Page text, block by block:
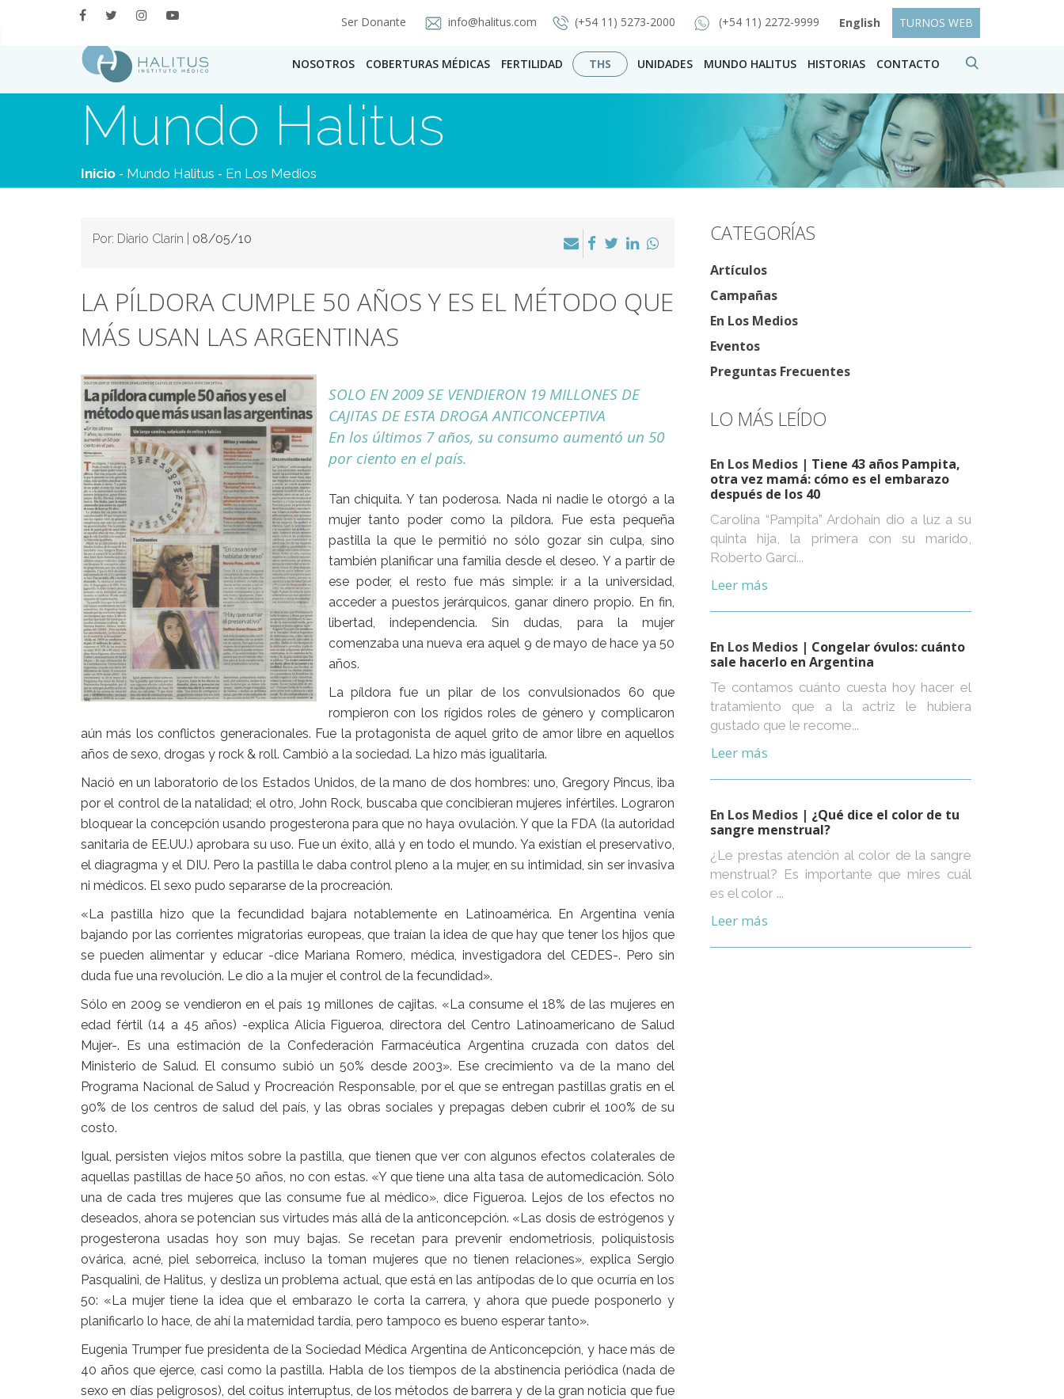
Ser Donante info@halitus.com (+54 11) 5273-2000 (+54 11) 2272-9999 English TURNOS WEB
NOSOTROS COBERTURAS MÉDICAS FERTILIDAD THS UNIDADES MUNDO HALITUS HISTORIAS CONTACTO
Mundo Halitus
Inicio - Mundo Halitus - En Los Medios
Por: Diario Clarín | 08/05/10
LA PÍLDORA CUMPLE 50 AÑOS Y ES EL MÉTODO QUE
MÁS USAN LAS ARGENTINAS
SOLO EN 2009 SE VENDIERON 19 MILLONES DE
CAJITAS DE ESTA DROGA ANTICONCEPTIVA
En los últimos 7 años, su consumo aumentó un 50
por ciento en el país.
Tan chiquita. Y tan poderosa. Nada ni nadie le otorgó a la
mujer tanto poder como la píldora. Fue esta pequeña
pastilla la que le permitió no sólo gozar sin culpa, sino
también planificar una familia desde el deseo. Y a partir de
ese poder, el resto fue más simple: ir a la universidad,
acceder a puestos jerárquicos, ganar dinero propio. En fin,
libertad, independencia. Sin dudas, para la mujer
comenzaba una nueva era aquel 9 de mayo de hace ya 50
años.
La píldora fue un pilar de los convulsionados 60 que
rompieron con los rígidos roles de género y complicaron
aún más los conflictos generacionales. Fue la protagonista de aquel grito de amor libre en aquellos
años de sexo, drogas y rock & roll. Cambió a la sociedad. La hizo más igualitaria.
Nació en un laboratorio de los Estados Unidos, de la mano de dos hombres: uno, Gregory Pincus, iba
por el control de la natalidad; el otro, John Rock, buscaba que concibieran mujeres infértiles. Lograron
bloquear la concepción usando progesterona para que no haya ovulación. Y que la FDA (la autoridad
sanitaria de EE.UU.) aprobara su uso. Fue un éxito, allá y en todo el mundo. Ya existían el preservativo,
el diagragma y el DIU. Pero la pastilla le daba control pleno a la mujer, en su intimidad, sin ser invasiva
ni médicos. El sexo pudo separarse de la procreación.
«La pastilla hizo que la fecundidad bajara notablemente en Latinoamérica. En Argentina venía
bajando por las corrientes migratorias europeas, que traían la idea de que hay que tener los hijos que
se pueden alimentar y educar -dice Mariana Romero, médica, investigadora del CEDES-. Pero sin
duda fue una revolución. Le dio a la mujer el control de la fecundidad».
Sólo en 2009 se vendieron en el país 19 millones de cajitas. «La consume el 18% de las mujeres en
edad fértil (14 a 45 años) -explica Alicia Figueroa, directora del Centro Latinoamericano de Salud
Mujer-. Es una estimación de la Confederación Farmacéutica Argentina cruzada con datos del
Ministerio de Salud. El consumo subió un 50% desde 2003». Ese crecimiento va de la mano del
Programa Nacional de Salud y Procreación Responsable, por el que se entregan pastillas gratis en el
90% de los centros de salud del país, y las obras sociales y prepagas deben cubrir el 100% de su
costo.
Igual, persisten viejos mitos sobre la pastilla, que tienen que ver con algunos efectos colaterales de
aquellas pastillas de hace 50 años, no con estas. «Y que tiene una alta tasa de automedicación. Sólo
una de cada tres mujeres que las consume fue al médico», dice Figueroa. Lejos de los efectos no
deseados, ahora se potencian sus virtudes más allá de la anticoncepción. «Las dosis de estrógenos y
progesterona usadas hoy son muy bajas. Se recetan para prevenir endometriosis, poliquistosis
ovárica, acné, piel seborreica, incluso la toman mujeres que no tienen relaciones», explica Sergio
Pasqualini, de Halitus, y desliza un problema actual, que está en las antípodas de lo que ocurría en los
50: «La mujer tiene la idea que el embarazo le corta la carrera, y ahora que puede posponerlo y
planificarlo lo hace, de ahí la maternidad tardía, pero tampoco es bueno esperar tanto».
Eugenia Trumper fue presidenta de la Sociedad Médica Argentina de Anticoncepción, y hace más de
40 años que ejerce, casi como la pastilla. Habla de los tiempos de la abstinencia periódica (nada de
sexo en días peligrosos), del coitus interruptus, de los métodos de barrera y de la gran noticia que fue
CATEGORÍAS
Artículos
Campañas
En Los Medios
Eventos
Preguntas Frecuentes
LO MÁS LEÍDO
En Los Medios | Tiene 43 años Pampita,
otra vez mamá: cómo es el embarazo
después de los 40
Carolina “Pampita” Ardohain dio a luz a su
quinta hija, la primera con su marido,
Roberto Garcí...
Leer más
En Los Medios | Congelar óvulos: cuánto
sale hacerlo en Argentina
Te contamos cuánto cuesta hoy hacer el
tratamiento que a la actriz le hubiera
gustado que le recome...
Leer más
En Los Medios | ¿Qué dice el color de tu
sangre menstrual?
¿Le prestas atención al color de la sangre
menstrual? Es importante que mires cuál
es el color ...
Leer más